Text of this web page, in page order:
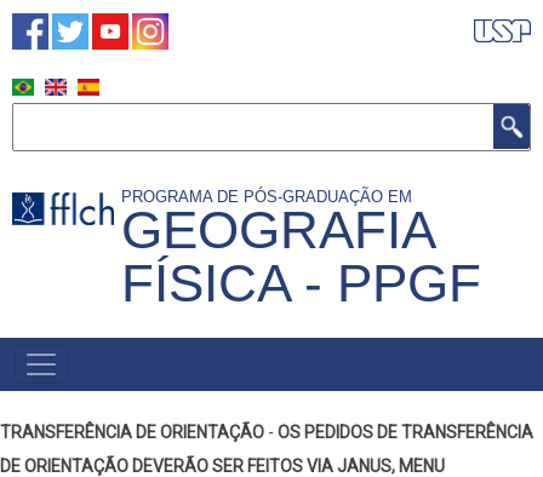
Pular
para
principal
PROGRAMA DE PÓS-GRADUAÇÃO EM
GEOGRAFIA
FÍSICA - PPGF
NAVEGAÇÃO
PRINCIPAL
TRANSFERÊNCIA DE ORIENTAÇÃO - OS PEDIDOS DE TRANSFERÊNCIA
DE ORIENTAÇÃO DEVERÃO SER FEITOS VIA JANUS, MENU